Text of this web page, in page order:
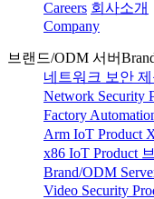
Careers 회사소개
Company
브랜드/ODM 서버
네트워크 보안
Network Security
Factory
Arm IoT Product
x86 IoT Product
Brand/ODM
Video Security